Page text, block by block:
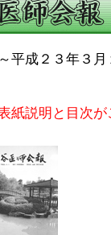
平成２３年３月
説明と目次が